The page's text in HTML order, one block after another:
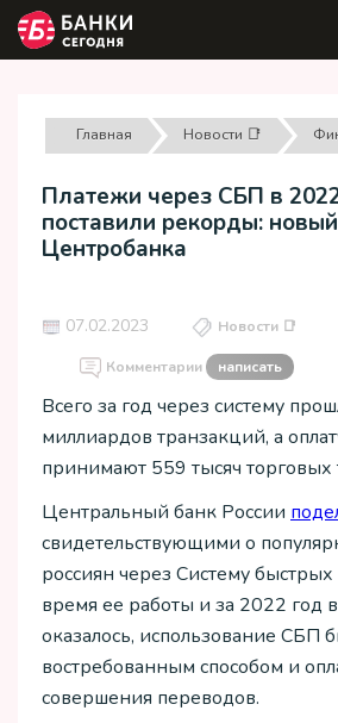
Главная Новости 📑
Платежи через СБП в
поставили рекорды:
Центробанка
07.02.2023 Новости 📑
Комментарии написать
Всего за год через систему
миллиардов транзакций, а
принимают 559 тысяч торговых
Центральный банк России
свидетельствующими о
россиян через Систему
время ее работы и за 2022 год в
оказалось, использование СБП
востребованным способом и
совершения переводов.